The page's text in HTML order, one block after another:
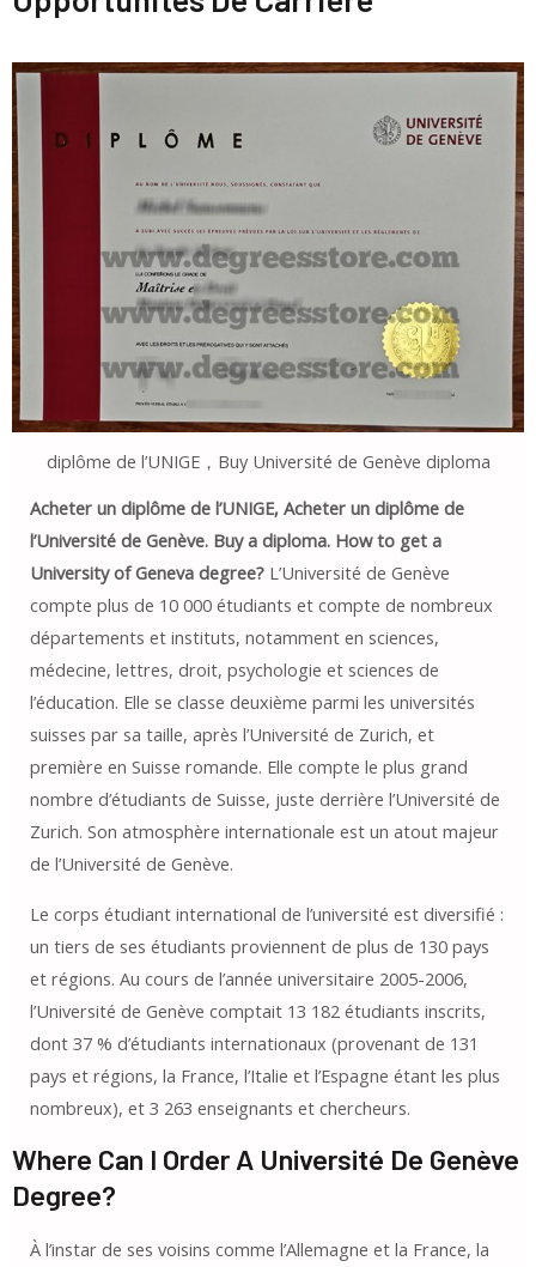
diplôme de l’UNIGE，Buy Université de Genève diploma
Acheter un diplôme de l’UNIGE, Acheter un diplôme de
l’Université de Genève. Buy a diploma. How to get a
University of Geneva degree?L’Université de Genève
compte plus de 10 000 étudiants et compte de nombreux
départements et instituts, notamment en sciences,
médecine, lettres, droit, psychologie et sciences de
l’éducation. Elle se classe deuxième parmi les universités
suisses par sa taille, après l’Université de Zurich, et
première en Suisse romande. Elle compte le plus grand
nombre d’étudiants de Suisse, juste derrière l’Université de
Zurich. Son atmosphère internationale est un atout majeur
de l’Université de Genève.
Le corps étudiant international de l’université est diversifié :
un tiers de ses étudiants proviennent de plus de 130 pays
et régions. Au cours de l’année universitaire 2005-2006,
l’Université de Genève comptait 13 182 étudiants inscrits,
dont 37 % d’étudiants internationaux (provenant de 131
pays et régions, la France, l’Italie et l’Espagne étant les plus
nombreux), et 3 263 enseignants et chercheurs.
Where Can I Order A Université De Genève
Degree?
À l’instar de ses voisins comme l’Allemagne et la France, la